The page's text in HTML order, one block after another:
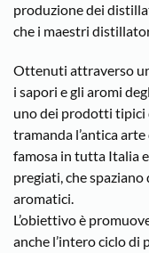
produzione dei
che i maestri
Ottenuti attraverso
i sapori e gli aromi
uno dei prodotti tipici
tramanda l’antica
famosa in tutta Italia
pregiati, che
aromatici.
L’obiettivo è
anche l’intero ciclo di